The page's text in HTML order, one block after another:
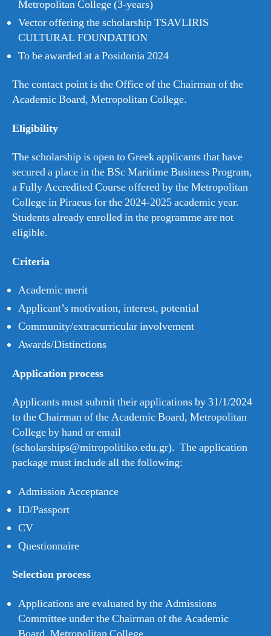
Metropolitan College (3-years)
Vector offering the scholarship TSAVLIRIS
CULTURAL FOUNDATION
To be awarded at a Posidonia 2024
The contact point is the Office of the Chairman of the
Academic Board, Metropolitan College.
Eligibility
The scholarship is open to Greek applicants that have
secured a place in the BSc Maritime Business Program,
a Fully Accredited Course offered by the Metropolitan
College in Piraeus for the 2024-2025 academic year.
Students already enrolled in the programme are not
eligible.
Criteria
Academic merit
Applicant’s motivation, interest, potential
Community/extracurricular involvement
Awards/Distinctions
Application process
Applicants must submit their applications by 31/1/2024
to the Chairman of the Academic Board, Metropolitan
College by hand or email
(scholarships@mitropolitiko.edu.gr). The application
package must include all the following:
Admission Acceptance
ID/Passport
CV
Questionnaire
Selection process
Applications are evaluated by the Admissions
Committee under the Chairman of the Academic